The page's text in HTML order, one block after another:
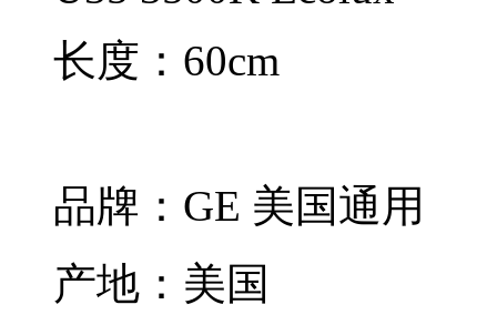
长度：60cm
品牌：GE 美国通用
产地：美国